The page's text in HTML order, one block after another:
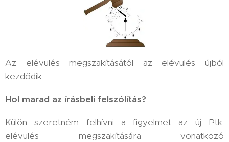
Az elévülés megszakításától az elévülés újból
kezdődik.
Hol marad az írásbeli felszólítás?
Külön szeretném felhívni a figyelmet az új Ptk.
elévülés megszakítására vonatkozó